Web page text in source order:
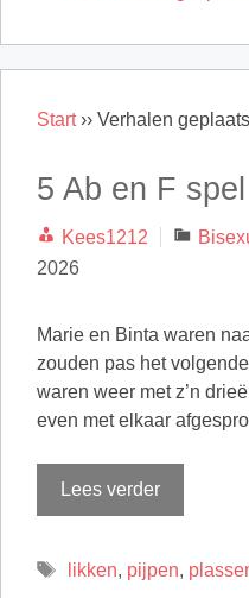
Start›› Verhalen
5 Ab en F
Kees1212
2026
Marie en Binta waren
zouden pas het
waren weer met z’n
even met elkaar
Lees verder
Tags
likken, pijpen,